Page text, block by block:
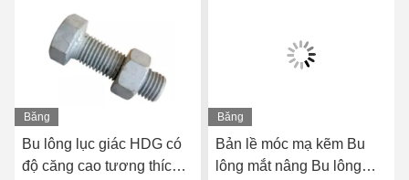
Băng
Bu lông lục giác HDG có
độ căng cao tương thích
Băng
hình
Bản lề móc mạ kẽm Bu
lông mắt nâng Bu lông